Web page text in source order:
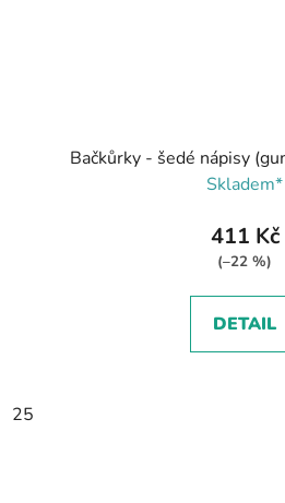
Bačkůrky - šedé nápisy
Skladem*
411 Kč
(–22 %)
DETAIL
25